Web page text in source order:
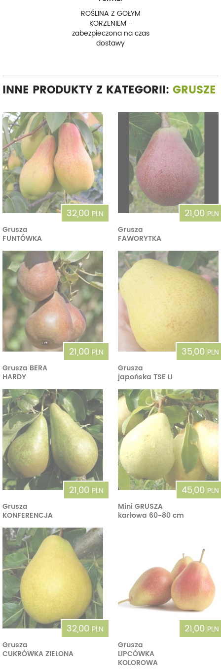
ROŚLINA Z GOŁYM
KORZENIEM -
zabezpieczona na czas
dostawy
INNE PRODUKTY Z KATEGORII: GRUSZE
32,00 PLN
Grusza
FUNTÓWKA
21,00 PLN
Grusza
FAWORYTKA
21,00 PLN
Grusza BERA
HARDY
35,00 PLN
Grusza
japońska TSE LI
21,00 PLN
Grusza
KONFERENCJA
45,00 PLN
Mini GRUSZA
karłowa 60-80 cm
32,00 PLN
Grusza
CUKRÓWKA ZIELONA
21,00 PLN
Grusza
LIPCÓWKA
KOLOROWA